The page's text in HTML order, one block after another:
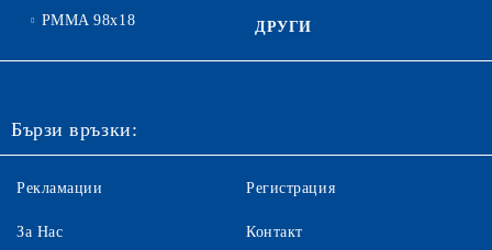
PMMA 98x18 ДРУГИ
Бързи връзки:
Рекламации
За Нас
Регистрация
Контакт